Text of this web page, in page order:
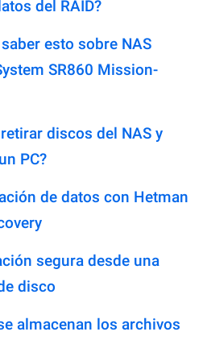
del RAID?
esto sobre NAS
SR860 Mission-
discos del NAS y
PC?
de datos con Hetman
segura desde una
disco
almacenan los archivos